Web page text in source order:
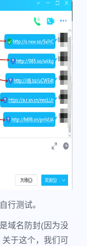
行测试。
域名防封(因为没
于这个，我们可